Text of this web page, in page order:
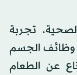
تجربة
وظائف الجسم
عن الطعام